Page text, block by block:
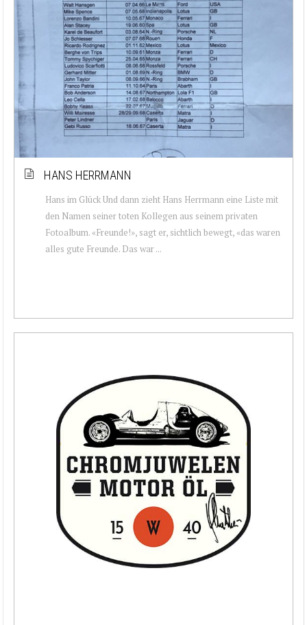
HANS HERRMANN
Hans im Glück Und dann zieht Hans Herrmann eine Liste mit
den Namen seiner toten Kollegen aus seinem privaten
Fotoalbum. «Freunde!», sagt er, sichtlich bewegt, «das waren
alles gute Freunde. Das war ...